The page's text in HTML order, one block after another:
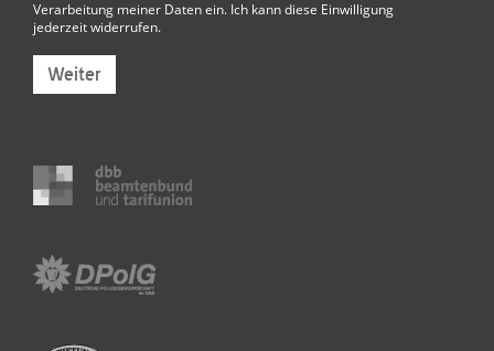
Verarbeitung meiner Daten ein. Ich kann diese Einwilligung
jederzeit widerrufen.
Weiter